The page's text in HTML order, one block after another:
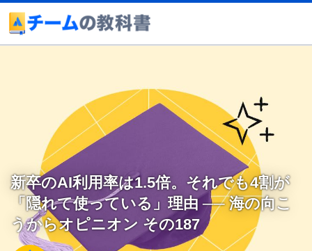
新卒のAI利用率は1.5倍。それでも4割が
「隠れて使っている」理由 ── 海の向こ
うからオピニオン その187